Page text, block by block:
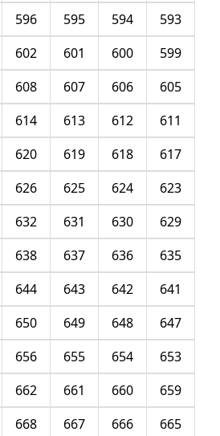
593
594
595
596
599
600
601
602
605
606
607
608
611
612
613
614
617
618
619
620
623
624
625
626
629
630
631
632
635
636
637
638
641
642
643
644
647
648
649
650
653
654
655
656
659
660
661
662
665
666
667
668